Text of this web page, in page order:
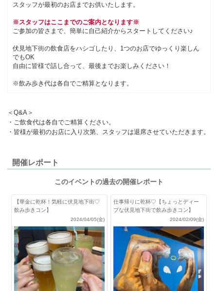
スタッフが最初のお店までお供いたします。
※スタッフはここまでのご案内となります※
ご参加の皆さまで、簡単に自己紹介からスタートしてください♪
伏見地下街の飲食店をハシゴしたり、1つのお店でゆっくり楽しん
でもOK
自由に皆様で話し合って、最後までお楽しみください！
※飲み歩き代は各自でご精算となります。
＜Q&A＞
・ご飲食代は各自でご精算ください。
・皆様が最初のお店に入り次第、スタッフは退席させていただきます。
開催レポート
このイベントの過去の開催レポート
【華金に乾杯！気軽に伏見地下街♡
飲み歩きコン】
2024/04/05(金)
仕事帰りに乾杯♡【ちょっとディー
プな伏見地下街で飲み歩きコン】
2024/02/09(金)